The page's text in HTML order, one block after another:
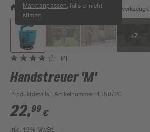
Markt anpassen , falls er nicht
stimmt.
/ Garten & Freizeit / Gartenhandwerkzeuge
+7
(2)
Handstreuer 'M'
Produktdetails | Artikelnummer:4150720
22,99 €
inkl. 19% MwSt.